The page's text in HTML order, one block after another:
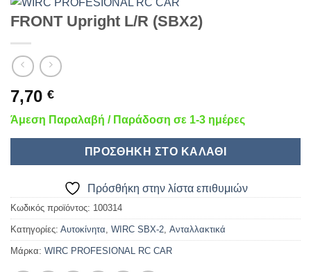
FRONT Upright L/R (SBX2)
7,70 €
Άμεση Παραλαβή / Παράδοση σε 1-3 ημέρες
ΠΡΟΣΘΉΚΗ ΣΤΟ ΚΑΛΆΘΙ
Πρόσθήκη στην λίστα επιθυμιών
Κωδικός προϊόντος: 100314
Κατηγορίες: Αυτοκίνητα, WIRC SBX-2, Ανταλλακτικά
Μάρκα: WIRC PROFESIONAL RC CAR